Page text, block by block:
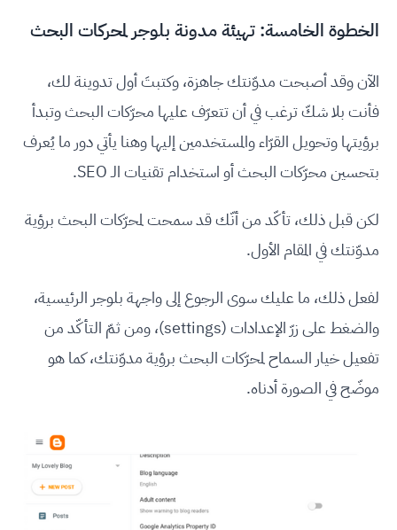
الخطوة الخامسة: تهيئة مدونة بلوجر لمحركات البحث
الآن وقد أصبحت مدوّنتك جاهزة، وكتبتَ أول تدوينة لك،
فأنت بلا شكّ ترغب في أن تتعرّف عليها محرّكات البحث وتبدأ
برؤيتها وتحويل القرّاء والمستخدمين إليها وهنا يأتي دور ما يُعرف
بتحسين محرّكات البحث أو استخدام تقنيات الـ SEO.
لكن قبل ذلك، تأكّد من أنّك قد سمحت لمحرّكات البحث برؤية
مدوّنتك في المقام الأول.
لفعل ذلك، ما عليك سوى الرجوع إلى واجهة بلوجر الرئيسية،
والضغط على زرّ الإعدادات (settings)، ومن ثمّ التأكّد من
تفعيل خيار السماح لمحرّكات البحث برؤية مدوّنتك، كما هو
موضّح في الصورة أدناه.